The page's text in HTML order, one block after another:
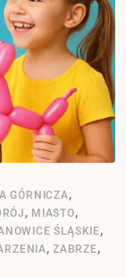
GÓRNICZA,
, MIASTO,
ŚLĄSKIE,
,ZABRZE,